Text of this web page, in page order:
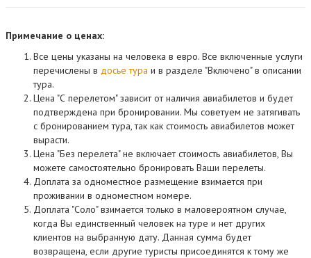
Примечание о ценах:
Все цены указаны на человека в евро. Все включенные услуги
перечислены в досье тура и в разделе "Включено" в описании
тура.
Цена "С перелетом" зависит от наличия авиабилетов и будет
подтверждена при бронировании. Мы советуем не затягивать
с бронированием тура, так как стоимость авиабилетов может
вырасти.
Цена "Без перелета" не включает стоимость авиабилетов, Вы
можете самостоятельно бронировать Ваши перелеты.
Доплата за одноместное размещение взимается при
проживании в одноместном номере.
Доплата "Соло" взимается только в маловероятном случае,
когда Вы единственный человек на туре и нет других
клиентов на выбранную дату. Данная сумма будет
возвращена, если другие туристы присоединятся к тому же